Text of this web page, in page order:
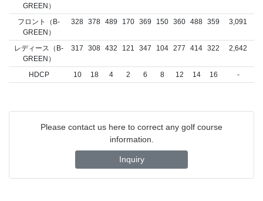
GREEN）
フロント（B-
GREEN）
328 378 489 170 369 150 360 488 359 3,091
レディース（B-
GREEN）
317 308 432 121 347 104 277 414 322 2,642
HDCP 10 18 4 2 6 8 12 14 16 -
Please contact us here to correct any golf course
information.
Inquiry